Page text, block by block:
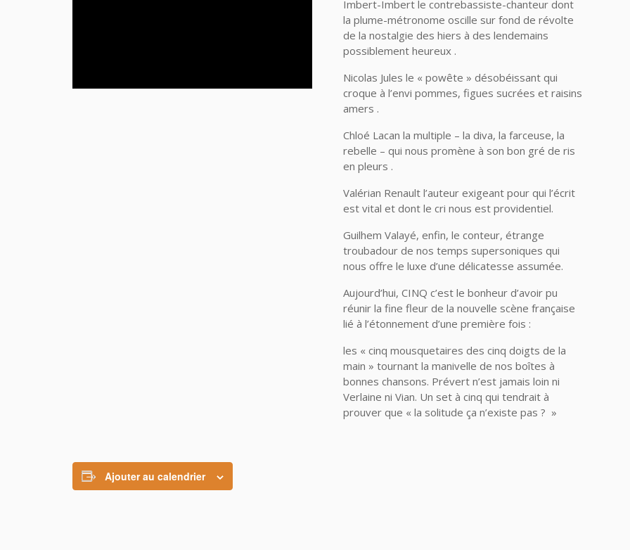
Imbert-Imbert le contrebassiste-chanteur dont
la plume-métronome oscille sur fond de révolte
de la nostalgie des hiers à des lendemains
possiblement heureux .
Nicolas Jules le « powête » désobéissant qui
croque à l’envi pommes, figues sucrées et raisins
amers .
Chloé Lacan la multiple – la diva, la farceuse, la
rebelle – qui nous promène à son bon gré de ris
en pleurs .
Valérian Renault l’auteur exigeant pour qui l’écrit
est vital et dont le cri nous est providentiel.
Guilhem Valayé, enfin, le conteur, étrange
troubadour de nos temps supersoniques qui
nous offre le luxe d’une délicatesse assumée.
Aujourd’hui, CINQ c’est le bonheur d’avoir pu
réunir la fine fleur de la nouvelle scène française
lié à l’étonnement d’une première fois :
les « cinq mousquetaires des cinq doigts de la
main » tournant la manivelle de nos boîtes à
bonnes chansons. Prévert n’est jamais loin ni
Verlaine ni Vian. Un set à cinq qui tendrait à
prouver que « la solitude ça n’existe pas ? »
Ajouter au calendrier